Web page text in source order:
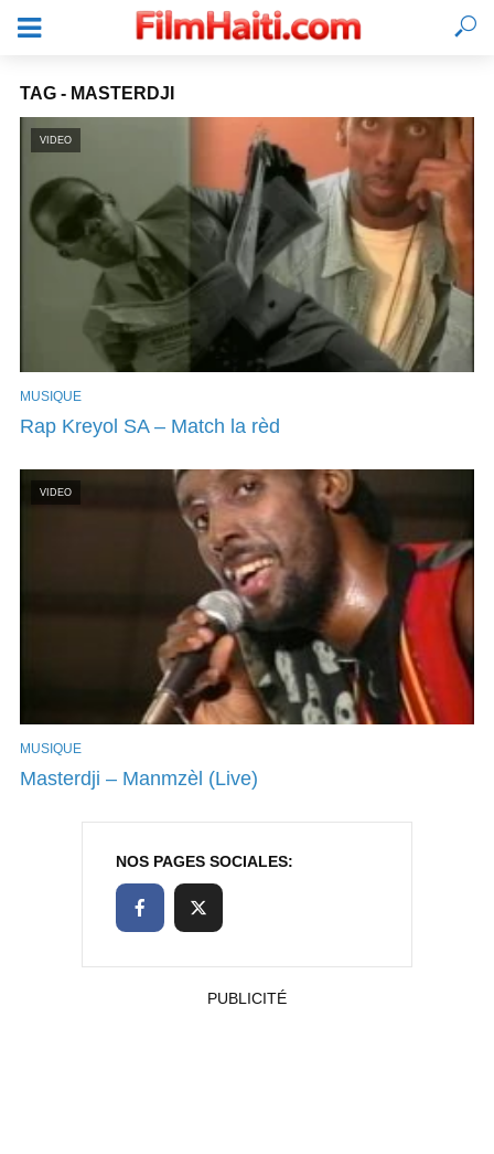
SE CONNECTER
TAG - MASTERDJI
VIDEO
MUSIQUE
Rap Kreyol SA – Match la rèd
VIDEO
MUSIQUE
Masterdji – Manmzèl (Live)
NOS PAGES SOCIALES:
PUBLICITÉ